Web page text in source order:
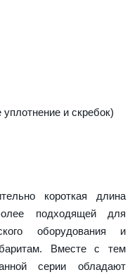
и скребок)
короткая длина
подходящей для
оборудования и
Вместе с тем
серии обладают